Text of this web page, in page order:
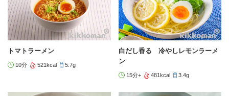
トマトラーメン
10分 521kcal 5.7g
白だし香る 冷やしレモンラーメ
ン
15分+ 481kcal 3.4g